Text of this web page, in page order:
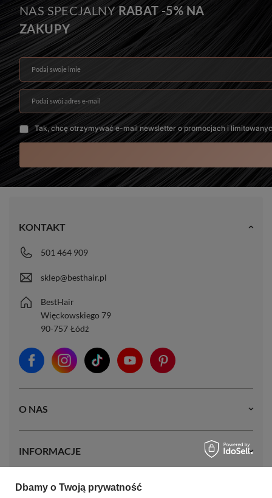
NAS SPECJALNYRABAT -5% NA
ZAKUPY
Podaj swoje imię
Podaj swój adres e-mail
Tak, chcę otrzymywać e-mail newsletter o promocjach i
O NAS
INFORMACJE
MOJE KONTO
KONTAKT
501 464 909
sklep@besthair.pl
BestHair
Więckowskiego 79
90-757 Łódź
Dbamy o Twoją prywatność